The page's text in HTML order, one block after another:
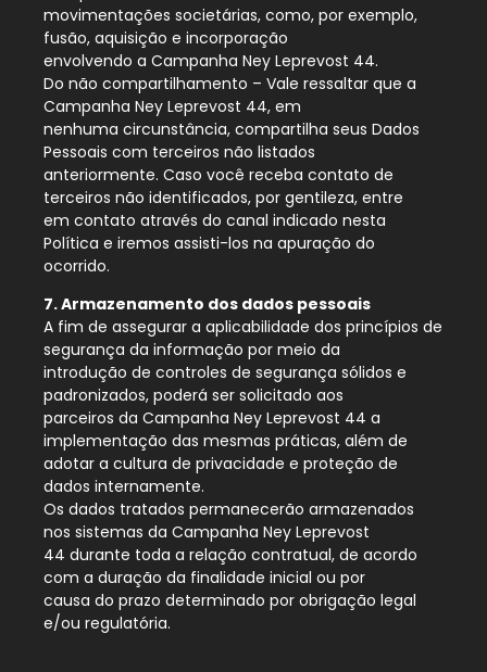
movimentações societárias, como, por exemplo,
fusão, aquisição e incorporação
envolvendo a Campanha Ney Leprevost 44.
Do não compartilhamento – Vale ressaltar que a
Campanha Ney Leprevost 44, em
nenhuma circunstância, compartilha seus Dados
Pessoais com terceiros não listados
anteriormente. Caso você receba contato de
terceiros não identificados, por gentileza, entre
em contato através do canal indicado nesta
Política e iremos assisti-los na apuração do
ocorrido.
7. Armazenamento dos dados pessoais
A fim de assegurar a aplicabilidade dos princípios de
segurança da informação por meio da
introdução de controles de segurança sólidos e
padronizados, poderá ser solicitado aos
parceiros da Campanha Ney Leprevost 44 a
implementação das mesmas práticas, além de
adotar a cultura de privacidade e proteção de
dados internamente.
Os dados tratados permanecerão armazenados
nos sistemas da Campanha Ney Leprevost
44 durante toda a relação contratual, de acordo
com a duração da finalidade inicial ou por
causa do prazo determinado por obrigação legal
e/ou regulatória.